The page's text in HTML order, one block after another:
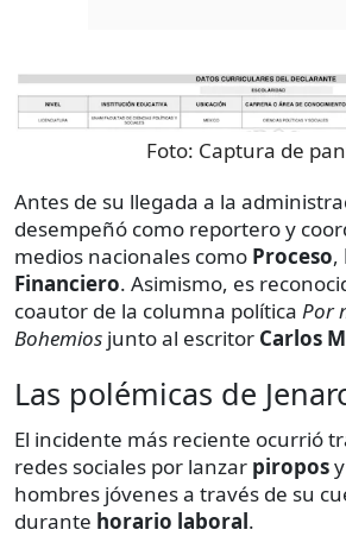
Foto: Captura de
Antes de su llegada a la
desempeñó como reportero y
medios nacionales como Proceso,
Financiero. Asimismo, es
coautor de la columna política Por
Bohemios junto al escritor Carlos
Las polémicas de
El incidente más reciente ocurrió
redes sociales por lanzar piropos
hombres jóvenes a través de su
durante horario laboral.